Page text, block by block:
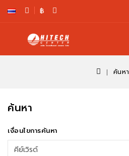
฿
ค้นหา
ค้นหา
เงื่อนไขการค้นหา